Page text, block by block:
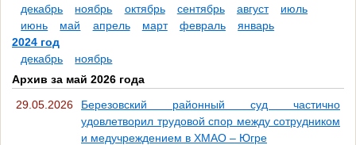
декабрь
ноябрь октябрь сентябрь август
июль
июнь
май апрель март февраль
январь
2024 год
декабрь
ноябрь
Архив за май 2026 года
29.05.2026
Березовский районный суд частично
удовлетворил трудовой спор между сотрудником
и медучреждением в ХМАО – Югре